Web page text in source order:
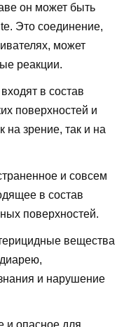
он может быть
Это соединение,
может
реакции.
в состав
поверхностей и
на зрение, так и на
и совсем
в состав
поверхностей.
вещества
и нарушение
и опасное для